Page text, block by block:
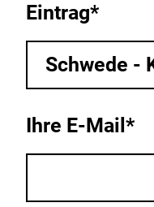
Eintrag*
Schwede -
Ihre E-Mail*